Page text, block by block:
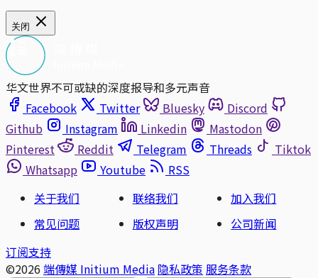
关闭
华文世界不可或缺的深度报导和多元声音
Facebook
Twitter Bluesky
Discord
Github
Instagram Linkedin
Mastodon
Pinterest
Reddit Telegram Threads
Tiktok
Whatsapp
Youtube
RSS
关于我们
联络我们
加入我们
常见问题
版权声明
公司新闻
订阅支持
©2026 端傳媒 Initium Media 隐私政策 服务条款